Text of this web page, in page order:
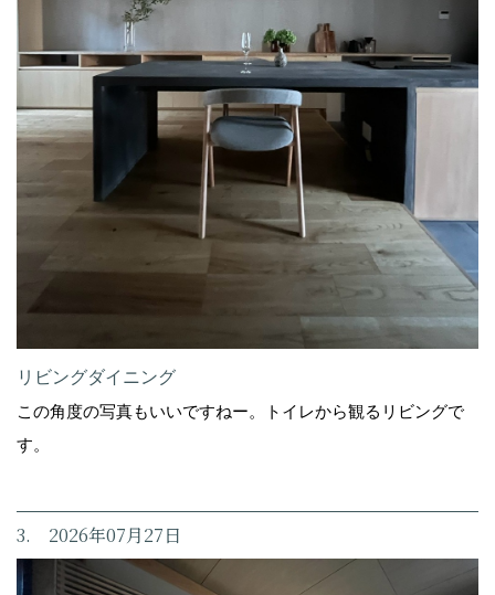
リビングダイニング
この角度の写真もいいですねー。トイレから観るリビングで
す。
3. 2026年07月27日